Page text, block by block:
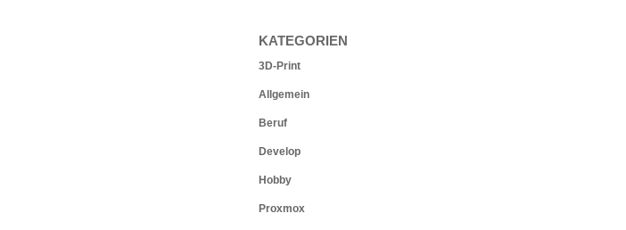
KATEGORIEN
3D-Print
Allgemein
Beruf
Develop
Hobby
Proxmox